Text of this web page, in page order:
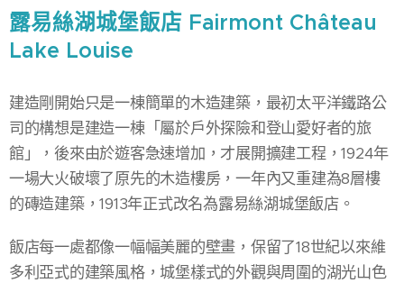
露易絲湖城堡飯店 Fairmont Château
Lake Louise
建造剛開始只是一棟簡單的木造建築，最初太平洋鐵路公
司的構想是建造一棟「屬於戶外探險和登山愛好者的旅
館」，後來由於遊客急速增加，才展開擴建工程，1924年
一場大火破壞了原先的木造樓房，一年內又重建為8層樓
的磚造建築，1913年正式改名為露易絲湖城堡飯店。
飯店每一處都像一幅幅美麗的壁畫，保留了18世紀以來維
多利亞式的建築風格，城堡樣式的外觀與周圍的湖光山色